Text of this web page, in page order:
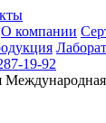
О компании
19-92